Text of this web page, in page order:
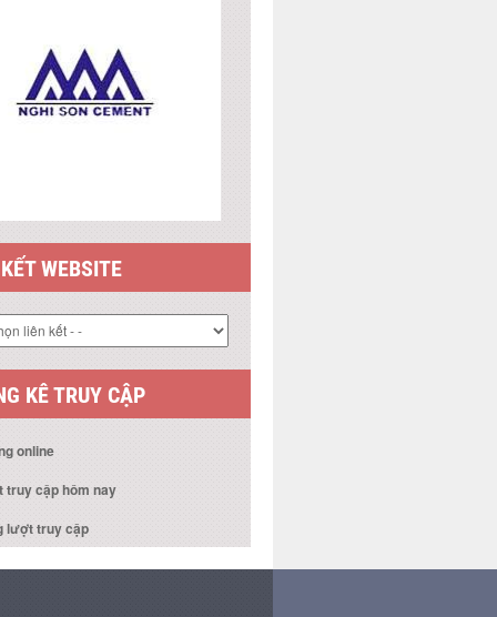
WEBSITE
KÊ TRUY CẬP
online
truy cập hôm nay
lượt truy cập